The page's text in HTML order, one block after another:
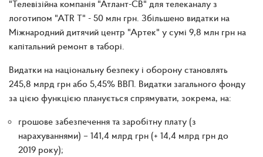
"Телевізійна компанія "Атлант-СВ" для телеканалу з
логотипом "АТR T" - 50 млн грн. Збільшено видатки на
Міжнародний дитячий центр "Артек" у сумі 9,8 млн грн на
капітальний ремонт в таборі.
Видатки на національну безпеку і оборону становлять
245,8 млрд грн або 5,45% ВВП. Видатки загального фонду
за цією функцією планується спрямувати, зокрема, на:
грошове забезпечення та заробітну плату (з
нарахуваннями) – 141,4 млрд грн (+ 14,4 млрд грн до
2019 року);